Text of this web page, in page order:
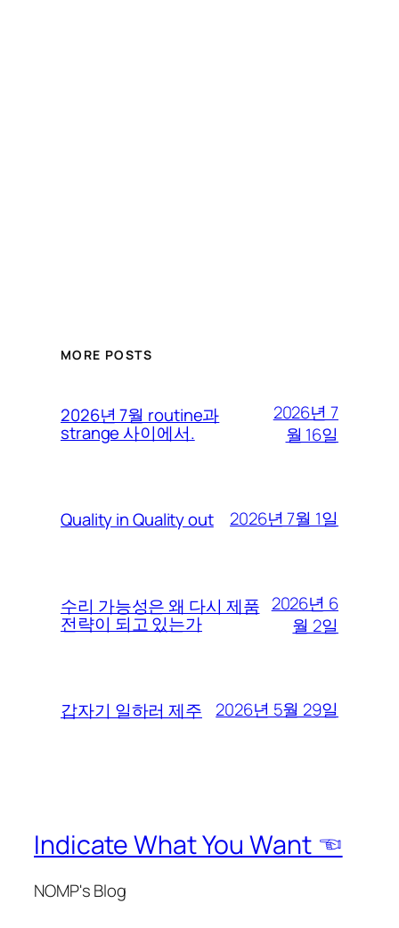
MORE POSTS
2026년 7월 routine과
strange 사이에서.
2026년 7
월 16일
Quality in Quality out 2026년 7월 1일
수리 가능성은 왜 다시 제품
전략이 되고 있는가
2026년 6
월 2일
갑자기 일하러 제주 2026년 5월 29일
Indicate What You Want ☜
NOMP's Blog